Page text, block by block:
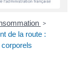
>
de la route :